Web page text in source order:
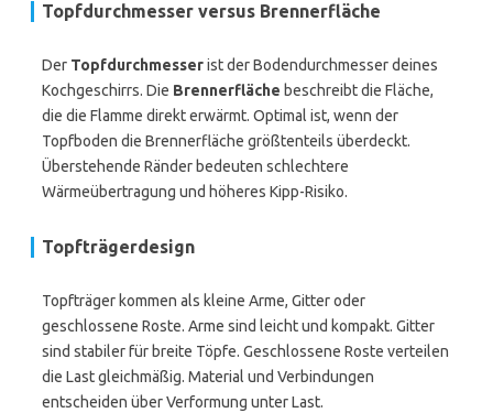
Topfdurchmesser versus Brennerfläche
Der Topfdurchmesserist der Bodendurchmesser deines
Kochgeschirrs. Die Brennerfläche beschreibt die Fläche,
die die Flamme direkt erwärmt. Optimal ist, wenn der
Topfboden die Brennerfläche größtenteils überdeckt.
Überstehende Ränder bedeuten schlechtere
Wärmeübertragung und höheres Kipp-Risiko.
Topfträgerdesign
Topfträger kommen als kleine Arme, Gitter oder
geschlossene Roste. Arme sind leicht und kompakt. Gitter
sind stabiler für breite Töpfe. Geschlossene Roste verteilen
die Last gleichmäßig. Material und Verbindungen
entscheiden über Verformung unter Last.